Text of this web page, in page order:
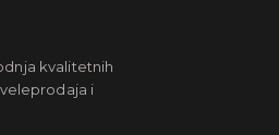
kvalitetnih
i